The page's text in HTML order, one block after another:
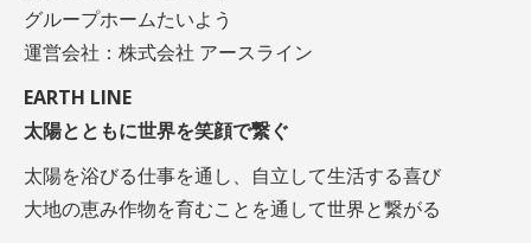
グループホームたいよう
運営会社：株式会社 アースライン
EARTH LINE
太陽とともに世界を笑顔で繋ぐ
太陽を浴びる仕事を通し、自立して生活する喜び
大地の恵み作物を育むことを通して世界と繋がる